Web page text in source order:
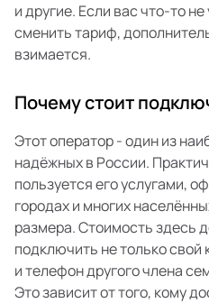
и другие. Если вас что-то
сменить тариф,
взимается.
Почему стоит
Этот оператор - один из
надёжных в России.
пользуется его услугами,
городах и многих
размера. Стоимость здесь
подключить не только
и телефон другого члена
Это зависит от того, кому